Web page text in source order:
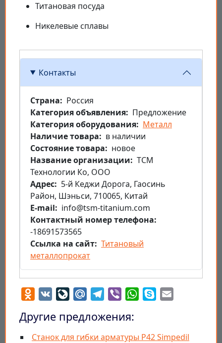
Титановая посуда
Никелевые сплавы
Контакты
Страна
Россия
Категория объявления
Предложение
Категория оборудования
Металл
Наличие товара
в наличии
Состояние товара
новое
Название организации
ТСМ
Технологии Ко, ООО
Aдрес
5-й Кеджи Дорога, Гаосинь
Район, Шэньси, 710065, Китай
E-mail
info@tsm-titanium.com
Контактный номер телефона
-18691573565
Ссылка на сайт Титановый
металлопрокат
Odnoklassniki
VK LiveJournal
Mail.RuTelegram
Viber WhatsApp
Skype
Другие предложения:
Станок для гибки арматуры P42 Simpedil